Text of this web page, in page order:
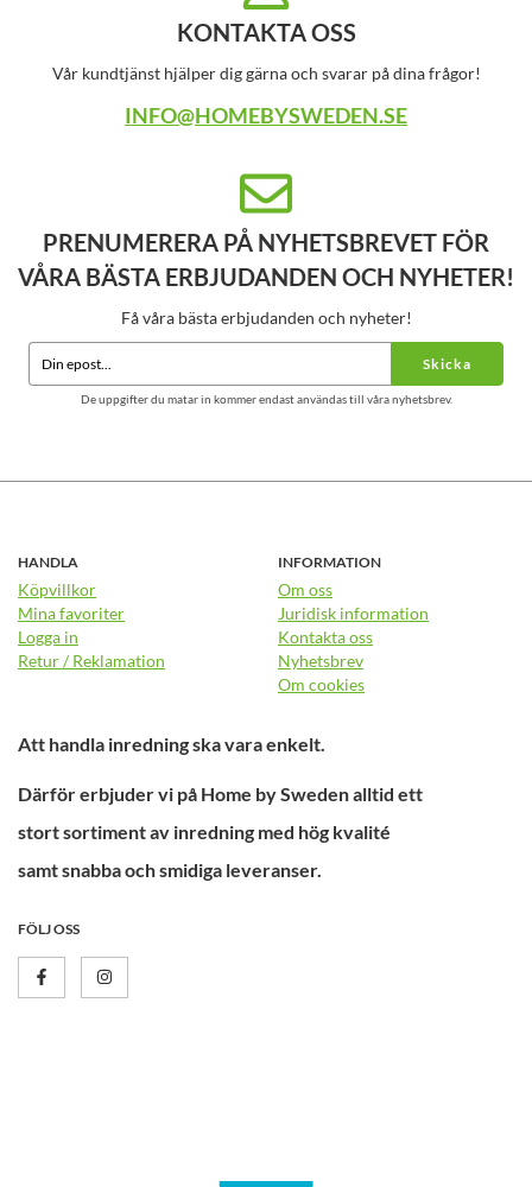
KONTAKTA OSS
Vår kundtjänst hjälper dig gärna och svarar på dina frågor!
INFO@HOMEBYSWEDEN.SE
PRENUMERERA PÅ NYHETSBREVET FÖR
VÅRA BÄSTA ERBJUDANDEN OCH NYHETER!
Få våra bästa erbjudanden och nyheter!
Skicka
De uppgifter du matar in kommer endast användas till våra nyhetsbrev.
HANDLA
Köpvillkor
Mina favoriter
Logga in
Retur / Reklamation
INFORMATION
Om oss
Juridisk information
Kontakta oss
Nyhetsbrev
Om cookies
Att handla inredning ska vara enkelt.
Därför erbjuder vi på Home by Sweden alltid ett
stort sortiment av inredning med hög kvalité
samt snabba och smidiga leveranser.
FÖLJ OSS